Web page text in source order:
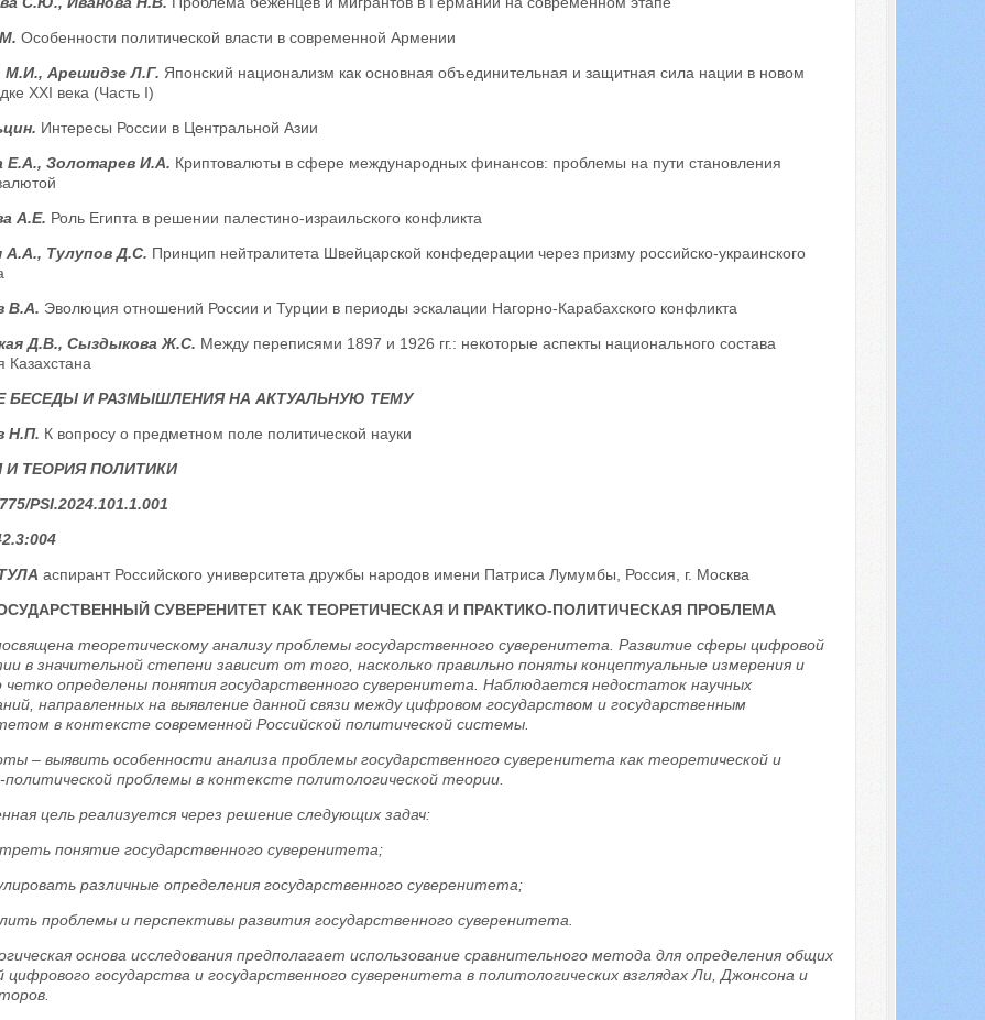
Особенности политической власти в современной Армении
М.И., Арешидзе Л.Г. Японский национализм как основная объединительная и защитная сила нации в новом
ХХI века (Часть I)
Интересы России в Центральной Азии
Е.А., Золотарев И.А. Криптовалюты в сфере международных финансов: проблемы на пути становления
А.Е. Роль Египта в решении палестино-израильского конфликта
А.А., Тулупов Д.С. Принцип нейтралитета Швейцарской конфедерации через призму российско-украинского
В.А. Эволюция отношений России и Турции в периоды эскалации Нагорно-Карабахского конфликта
Д.В., Сыздыкова Ж.С. Между переписями 1897 и 1926 гг.: некоторые аспекты национального состава
Казахстана
БЕСЕДЫ И РАЗМЫШЛЕНИЯ НА АКТУАЛЬНУЮ ТЕМУ
Н.П. К вопросу о предметном поле политической науки
И ТЕОРИЯ ПОЛИТИКИ
PSI.2024.101.1.001
аспирант Российского университета дружбы народов имени Патриса Лумумбы, Россия, г. Москва
СУВЕРЕНИТЕТ КАК ТЕОРЕТИЧЕСКАЯ И ПРАКТИКО-ПОЛИТИЧЕСКАЯ ПРОБЛЕМА
теоретическому анализу проблемы государственного суверенитета. Развитие сферы цифровой
в значительной степени зависит от того, насколько правильно поняты концептуальные измерения и
четко определены понятия государственного суверенитета. Наблюдается недостаток научных
направленных на выявление данной связи между цифровом государством и государственным
в контексте современной Российской политической системы.
– выявить особенности анализа проблемы государственного суверенитета как теоретической и
политической проблемы в контексте политологической теории.
цель реализуется через решение следующих задач:
понятие государственного суверенитета;
различные определения государственного суверенитета;
проблемы и перспективы развития государственного суверенитета.
основа исследования предполагает использование сравнительного метода для определения общих
цифрового государства и государственного суверенитета в политологических взглядах Ли, Джонсона и